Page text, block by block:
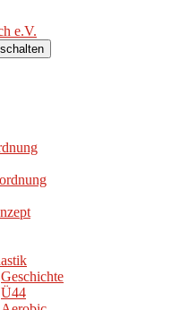
e.V.
Geschichte
Ü44